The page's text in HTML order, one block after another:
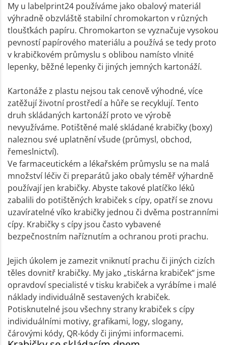
My u labelprint24 používáme jako obalový materiál
výhradně obzvláště stabilní chromokarton v různých
tloušťkách papíru. Chromokarton se vyznačuje vysokou
pevností papírového materiálu a používá se tedy proto
v krabičkovém průmyslu s oblibou namísto vlnité
lepenky, běžné lepenky či jiných jemných kartonáží.
Kartonáže z plastu nejsou tak cenově výhodné, více
zatěžují životní prostředí a hůře se recyklují. Tento
druh skládaných kartonáží proto ve výrobě
nevyužíváme. Potištěné malé skládané krabičky (boxy)
naleznou své uplatnění všude (průmysl, obchod,
řemeslnictví).
Ve farmaceutickém a lékařském průmyslu se na malá
množství léčiv či preparátů jako obaly téměř výhardně
používají jen krabičky. Abyste takové platíčko léků
zabalili do potištěných krabiček s cípy, opatří se znovu
uzavíratelné víko krabičky jednou či dvěma postranními
cípy. Krabičky s cípy jsou často vybavené
bezpečnostním naříznutím a ochranou proti prachu.
Jejich úkolem je zamezit vniknutí prachu či jiných cizích
těles dovnitř krabičky. My jako „tiskárna krabiček“ jsme
opravdoví specialisté v tisku krabiček a vyrábíme i malé
náklady individuálně sestavených krabiček.
Potisknutelné jsou všechny strany krabiček s cípy
individuálními motivy, grafikami, logy, slogany,
čárovými kódy, QR-kódy či jinými informacemi.